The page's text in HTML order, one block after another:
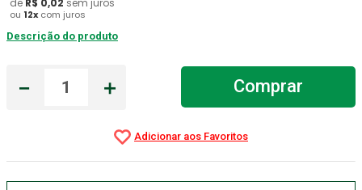
de R$ 0,02 sem juros
ou 12x com juros
Descrição do produto
＋
－ Comprar
Gaze Esteril
Cadeira Banho